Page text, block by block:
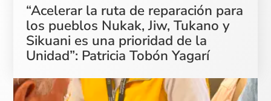
“Acelerar la ruta de reparación para
los pueblos Nukak, Jiw, Tukano y
Sikuani es una prioridad de la
Unidad”: Patricia Tobón Yagarí